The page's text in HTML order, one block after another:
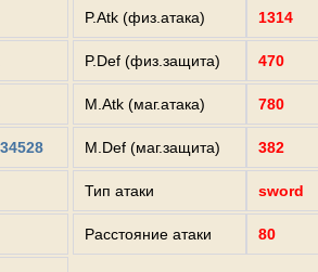
P.Atk (физ.атака) 1314
P.Def (физ.защита) 470
M.Atk (маг.атака) 780
M.Def (маг.защита) 382
Тип атаки sword
Расстояние атаки 80